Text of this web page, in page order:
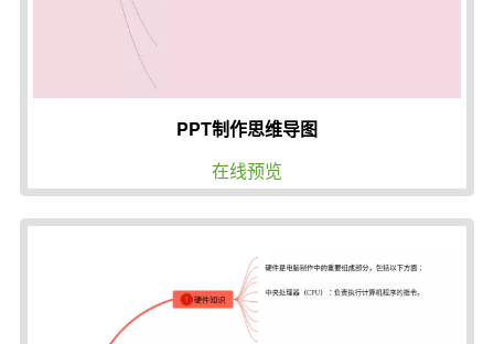
PPT制作思维导图
在线预览